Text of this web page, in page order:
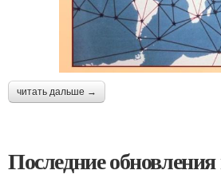
читать дальше →
Последние обновления